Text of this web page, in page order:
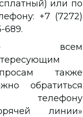
или по
+7 (7272)
689.
всем
также
обратиться
телефону
линии»